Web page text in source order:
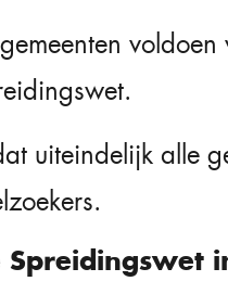
uiteindelijk alle